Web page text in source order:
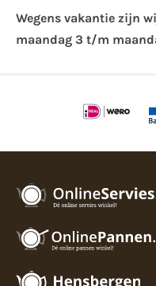
Wegens vakantie zijn
maandag 3 t/m